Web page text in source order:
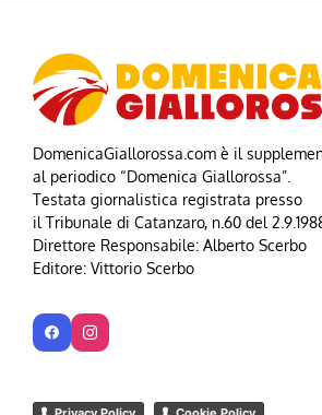
DomenicaGiallorossa.com è il
al periodico “Domenica Giallorossa”.
Testata giornalistica registrata presso
il Tribunale di Catanzaro, n.60 del
Direttore Responsabile: Alberto Scerbo
Editore: Vittorio Scerbo